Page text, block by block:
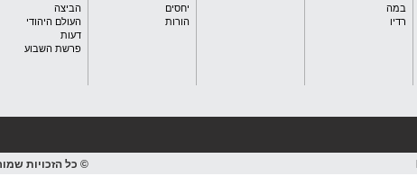
במה
רדיו
יחסים
הורות
הביצה
העולם היהודי
דעות
פרשת השבוע
© כל הזכויות